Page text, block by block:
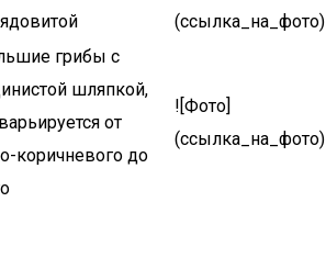
(ссылка_на_фото)
грибы с
шляпкой,
от
коричневого до
![Фото]
(ссылка_на_фото)